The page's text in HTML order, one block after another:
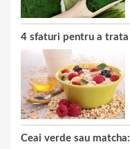
4 sfaturi pentru a
Ceai verde sau